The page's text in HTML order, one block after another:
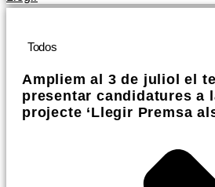
Todos
Ampliem al 3 de juliol el
presentar candidatures a
projecte ‘Llegir Premsa